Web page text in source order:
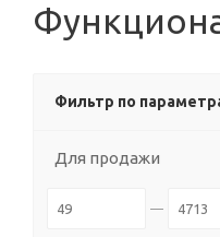
Фильтр по
Для продажи